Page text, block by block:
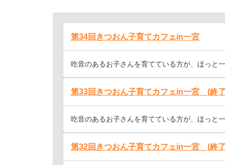
第34回きつおん子育てカフェin一宮
吃音のあるお子さんを育てている方が、ほっと
第33回きつおん子育てカフェin一宮 (終
吃音のあるお子さんを育てている方が、ほっと
第32回きつおん子育てカフェin一宮 (終